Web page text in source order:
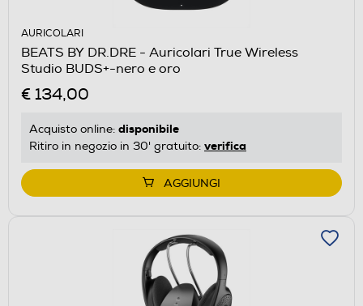
AURICOLARI
BEATS BY DR.DRE - Auricolari True Wireless
Studio BUDS+-nero e oro
€ 134,00
Acquisto online: disponibile
Ritiro in negozio in 30' gratuito: verifica
AGGIUNGI